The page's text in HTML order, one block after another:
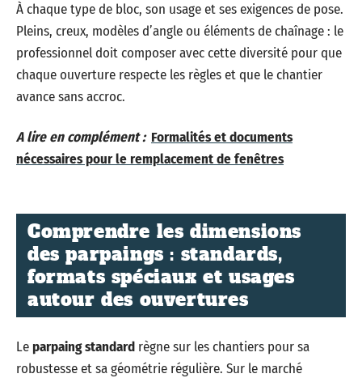
À chaque type de bloc, son usage et ses exigences de pose.
Pleins, creux, modèles d’angle ou éléments de chaînage : le
professionnel doit composer avec cette diversité pour que
chaque ouverture respecte les règles et que le chantier
avance sans accroc.
A lire en complément : Formalités et documents
nécessaires pour le remplacement de fenêtres
Comprendre les dimensions
des parpaings : standards,
formats spéciaux et usages
autour des ouvertures
Leparpaing standard règne sur les chantiers pour sa
robustesse et sa géométrie régulière. Sur le marché